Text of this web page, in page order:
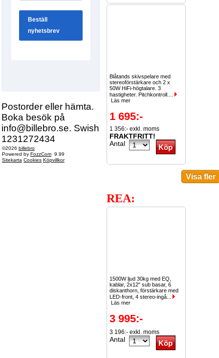
Postorder eller hämta.
Boka besök på
info@billebro.se. Swish
1231272434
©2026 billebro
Powered by FozzCom 9.99
Sitekarta Cookies Köpvillkor
Blåtands skivspelare med
stereoförstärkare och 2 x
50W HiFi-högtalare. 3
hastigheter. Pitchkontroll....
Läs mer
1 695:-
1 356:- exkl. moms
FRAKTFRITT!
Antal
REA:
1500W ljud 30kg med EQ,
kablar, 2x12" sub basar, 6
diskanthorn, förstärkare med
LED-front, 4 stereo-ingå...
Läs mer
3 995:-
3 196:- exkl. moms
Antal